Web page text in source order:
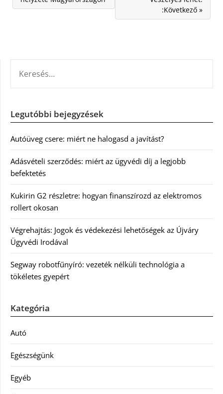
:Következő »
Legutóbbi bejegyzések
Autóüveg csere: miért ne halogasd a javítást?
Adásvételi szerződés: miért az ügyvédi díj a legjobb
befektetés
Kukirin G2 részletre: hogyan finanszírozd az elektromos
rollert okosan
Végrehajtás: Jogok és védekezési lehetőségek az Újváry
Ügyvédi Irodával
Segway robotfűnyíró: vezeték nélküli technológia a
tökéletes gyepért
Kategória
Autó
Egészségünk
Egyéb